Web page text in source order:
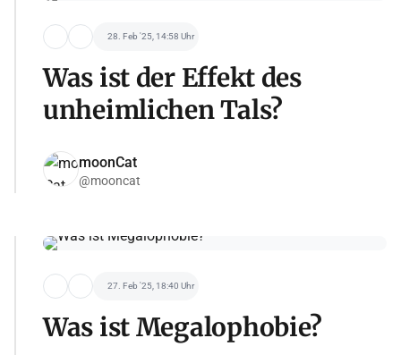
28. Feb '25, 14:58 Uhr
Was ist der Effekt des
unheimlichen Tals?
moonCat
@mooncat
27. Feb '25, 18:40 Uhr
Was ist Megalophobie?